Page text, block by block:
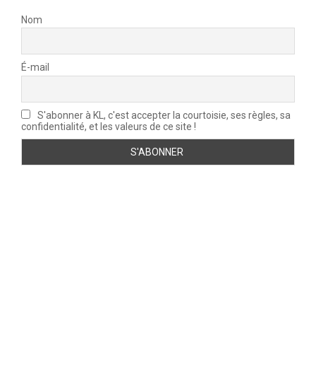
Nom
É-mail
S'abonner à KL, c'est accepter la courtoisie, ses règles, sa
confidentialité, et les valeurs de ce site !